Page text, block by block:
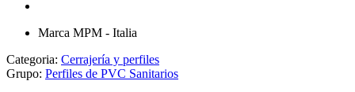
Marca MPM - Italia
Categoria: Cerrajería y perfiles
Grupo: Perfiles de PVC Sanitarios